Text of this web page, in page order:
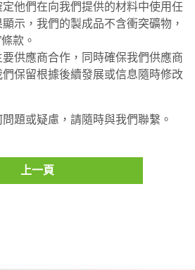
他們在向我們提供的材料中使用任
示，我們的製成品不含衝突礦物，
款。
供應商合作，同時確保我們供應商
保留根據後續發展或信息隨時修改
題或疑慮，請隨時與我們聯繫。
上一頁